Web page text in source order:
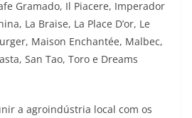
Gramado, Il Piacere, Imperador
La Braise, La Place D’or, Le
Maison Enchantée, Malbec,
San Tao, Toro e Dreams
a agroindústria local com os